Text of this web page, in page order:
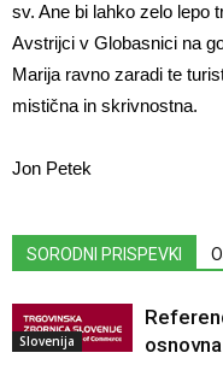
sv. Ane bi lahko zelo lepo
Avstrijci v Globasnici na
Marija ravno zaradi te
mistična in skrivnostna.
Jon Petek
SORODNI PRISPEVKI
Slovenija